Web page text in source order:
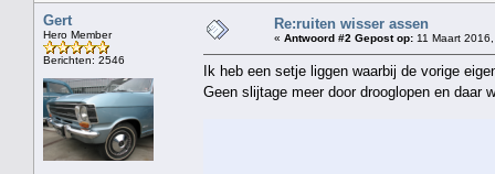
Gert
Hero Member
Berichten: 2546
Re:ruiten wisser assen
« Antwoord #2 Gepost op: 11 Maart
Ik heb een setje liggen waarbij de vorige
Geen slijtage meer door drooglopen en